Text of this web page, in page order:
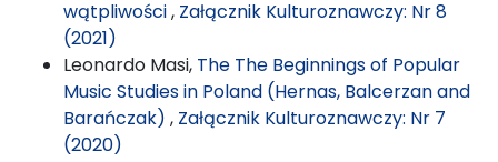
wątpliwości, Załącznik Kulturoznawczy: Nr 8
(2021)
Leonardo Masi, The The Beginnings of Popular
Music Studies in Poland (Hernas, Balcerzan and
Barańczak) , Załącznik Kulturoznawczy: Nr 7
(2020)